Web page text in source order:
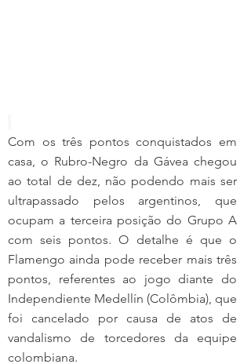
Com os três pontos conquistados em
casa, o Rubro-Negro da Gávea chegou
ao total de dez, não podendo mais ser
ultrapassado pelos argentinos, que
ocupam a terceira posição do Grupo A
com seis pontos. O detalhe é que o
Flamengo ainda pode receber mais três
pontos, referentes ao jogo diante do
Independiente Medellín (Colômbia), que
foi cancelado por causa de atos de
vandalismo de torcedores da equipe
colombiana.